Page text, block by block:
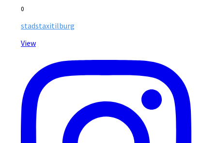
0
stadstaxitilburg
View